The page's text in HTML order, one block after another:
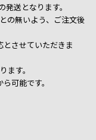
送となります。
の無いよう、ご注文後
とさせていただきま
ます。
可能です。